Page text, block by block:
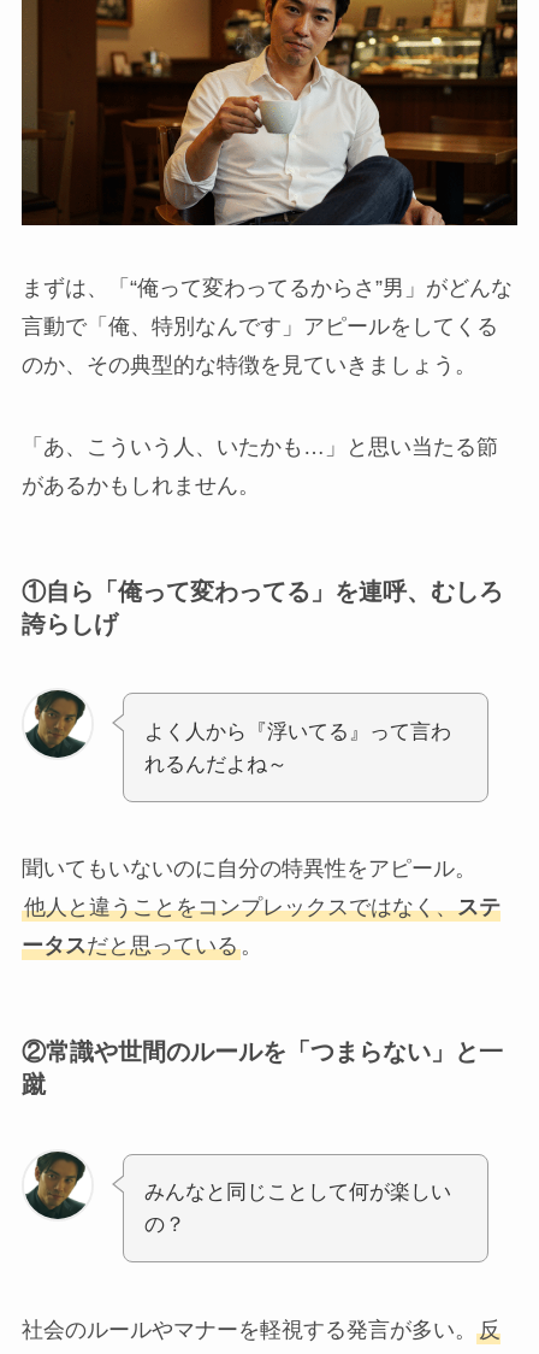
まずは、「“俺って変わってるからさ”男」がどんな
言動で「俺、特別なんです」アピールをしてくる
のか、その典型的な特徴を見ていきましょう。
「あ、こういう人、いたかも…」と思い当たる節
があるかもしれません。
①自ら「俺って変わってる」を連呼、むしろ
誇らしげ
よく人から『浮いてる』って言わ
れるんだよね～
聞いてもいないのに自分の特異性をアピール。
他人と違うことをコンプレックスではなく、ステ
ータスだと思っている。
②常識や世間のルールを「つまらない」と一
蹴
みんなと同じことして何が楽しい
の？
社会のルールやマナーを軽視する発言が多い。 反